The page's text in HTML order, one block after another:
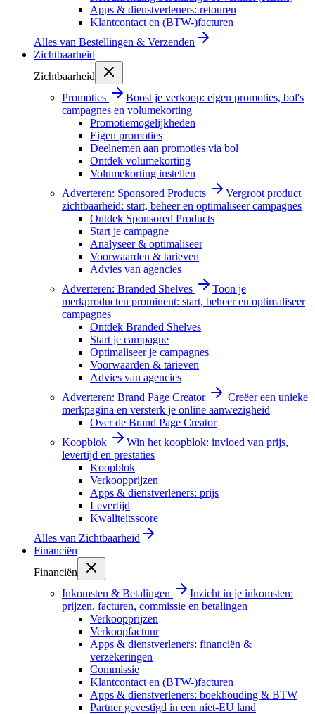
Apps & dienstverleners: retouren
Klantcontact en (BTW-)facturen
Alles van Bestellingen & Verzenden
Zichtbaarheid
Zichtbaarheid
Promoties
Boost je verkoop: eigen promoties, bol's
campagnes en volumekorting
Promotiemogelijkheden
Eigen promoties
Deelnemen aan promoties via bol
Ontdek volumekorting
Volumekorting instellen
Adverteren: Sponsored Products
Vergroot product
zichtbaarheid: start, beheer en optimaliseer campagnes
Ontdek Sponsored Products
Start je campagne
Analyseer & optimaliseer
Voorwaarden & tarieven
Advies van agencies
Adverteren: Branded Shelves
Toon je
merkproducten prominent: start, beheer en optimaliseer
campagnes
Ontdek Branded Shelves
Start je campagne
Optimaliseer je campagnes
Voorwaarden & tarieven
Advies van agencies
Adverteren: Brand Page Creator
Creëer een unieke
merkpagina en versterk je online aanwezigheid
Over de Brand Page Creator
Koopblok
Win het koopblok: invloed van prijs,
levertijd en prestaties
Koopblok
Verkoopprijzen
Apps & dienstverleners: prijs
Levertijd
Kwaliteitsscore
Alles van Zichtbaarheid
Financiën
Financiën
Inkomsten & Betalingen
Inzicht in je inkomsten:
prijzen, facturen, commissie en betalingen
Verkoopprijzen
Verkoopfactuur
Apps & dienstverleners: financiën &
verzekeringen
Commissie
Klantcontact en (BTW-)facturen
Apps & dienstverleners: boekhouding & BTW
Partner gevestigd in een niet-EU land